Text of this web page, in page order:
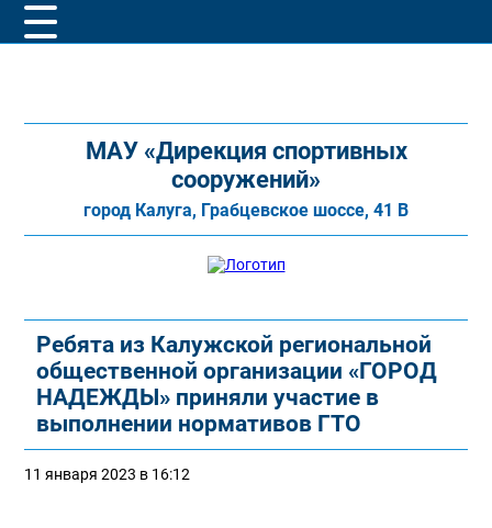
МАУ «Дирекция спортивных
сооружений»
город Калуга, Грабцевское шоссе, 41 В
Ребята из Калужской региональной
общественной организации «ГОРОД
НАДЕЖДЫ» приняли участие в
выполнении нормативов ГТО
11 января 2023 в 16:12